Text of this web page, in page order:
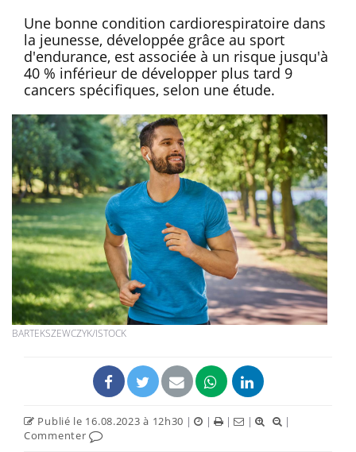
Une bonne condition cardiorespiratoire dans
la jeunesse, développée grâce au sport
d'endurance, est associée à un risque jusqu'à
40 % inférieur de développer plus tard 9
cancers spécifiques, selon une étude.
BARTEKSZEWCZYK/ISTOCK
Publié le 16.08.2023 à 12h30 | | | |
|
Commenter